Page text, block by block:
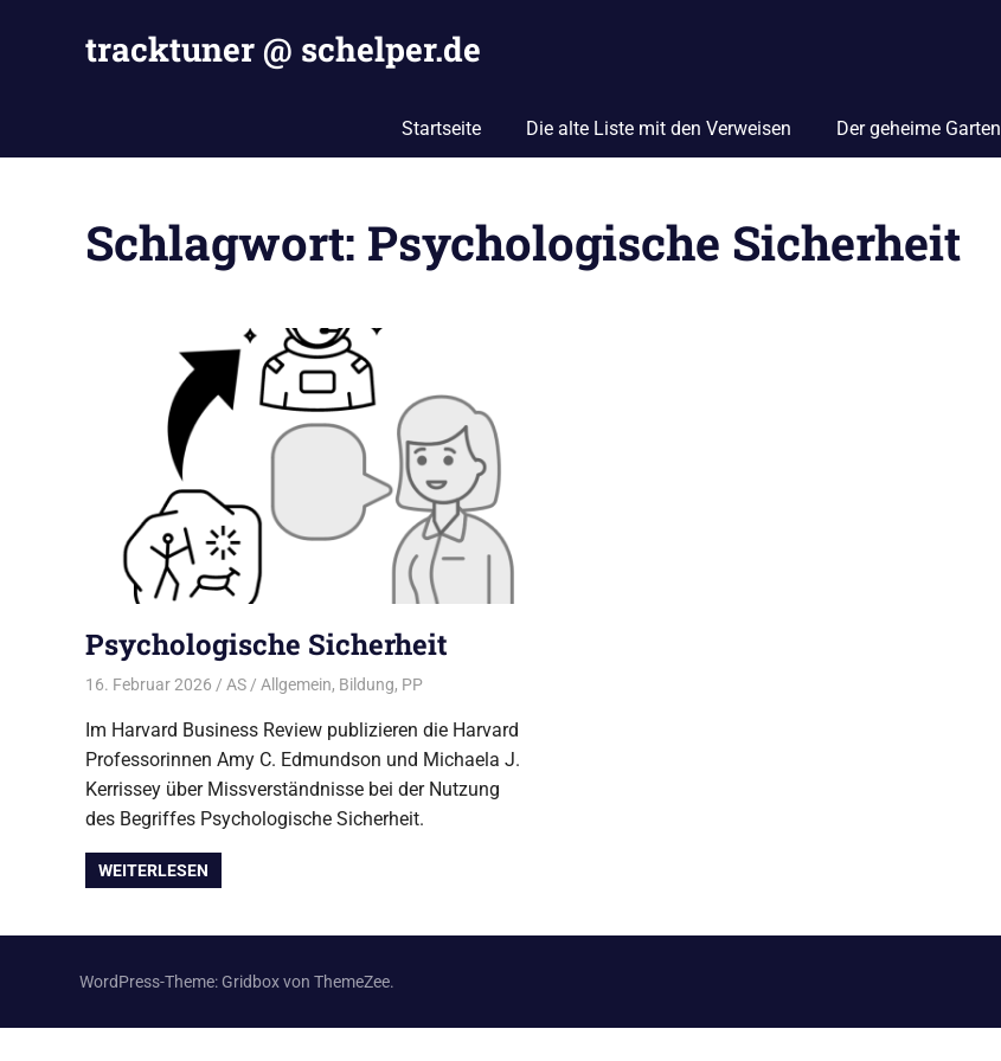
tracktuner @ schelper.de
Hahahaha.
Startseite Die alte Liste mit den Verweisen Der geheime Garten
Schlagwort: Psychologische Sicherheit
Psychologische Sicherheit
16. Februar 2026 AS Allgemein, Bildung, PP
Im Harvard Business Review publizieren die Harvard
Professorinnen Amy C. Edmundson und Michaela J.
Kerrissey über Missverständnisse bei der Nutzung
des Begriffes Psychologische Sicherheit.
WEITERLESEN
WordPress-Theme: Gridbox von ThemeZee.